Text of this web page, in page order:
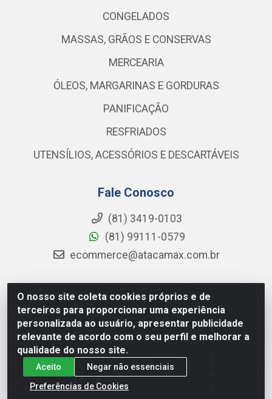
O nosso site coleta cookies próprios e de
terceiros para proporcionar uma experiência
personalizada ao usuário, apresentar publicidade
relevante de acordo com o seu perfil e melhorar a
qualidade do nosso site.
Aceito
Negar não essenciais
Preferências de Cookies
CONGELADOS
MASSAS, GRÃOS E CONSERVAS
MERCEARIA
ÓLEOS, MARGARINAS E GORDURAS
PANIFICAÇÃO
RESFRIADOS
UTENSÍLIOS, ACESSÓRIOS E DESCARTÁVEIS
Fale Conosco
(81) 3419-0103
(81) 99111-0579
ecommerce@atacamax.com.br
Atacamax Importadora de Alimentos LTDA - RODOVIA BR-
101 - SUL, KM 79,60 GP E GALPAO:D - Muribeca, Jaboatão dos
Guararapes - PE, 54355-010 - CNPJ 08.305.623/0001-84